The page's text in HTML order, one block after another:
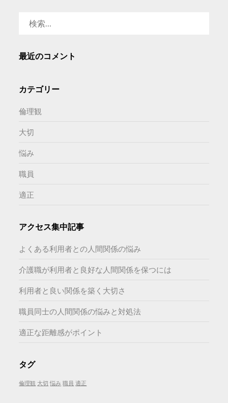
最近のコメント
カテゴリー
倫理観
大切
悩み
職員
適正
アクセス集中記事
よくある利用者との人間関係の悩み
介護職が利用者と良好な人間関係を保つには
利用者と良い関係を築く大切さ
職員同士の人間関係の悩みと対処法
適正な距離感がポイント
タグ
倫理観 大切 悩み 職員 適正